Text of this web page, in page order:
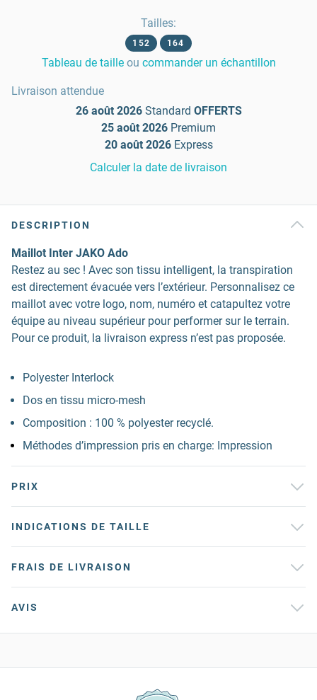
Tailles:
152 164
Tableau de taille ou commander un échantillon
Livraison attendue
26 août 2026 Standard OFFERTS
25 août 2026 Premium
20 août 2026 Express
Calculer la date de livraison
DESCRIPTION
Maillot Inter JAKO Ado
Restez au sec ! Avec son tissu intelligent, la transpiration
est directement évacuée vers l’extérieur. Personnalisez ce
maillot avec votre logo, nom, numéro et catapultez votre
équipe au niveau supérieur pour performer sur le terrain.
Pour ce produit, la livraison express n’est pas proposée.
Polyester Interlock
Dos en tissu micro-mesh
Composition : 100 % polyester recyclé.
Méthodes d’impression pris en charge: Impression
PRIX
INDICATIONS DE TAILLE
FRAIS DE LIVRAISON
AVIS